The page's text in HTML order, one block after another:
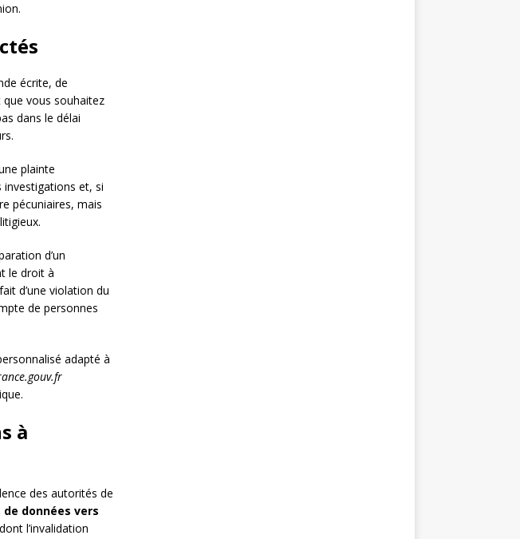
écrite, de
vous souhaitez
dans le délai
plainte
investigations et, si
pécuniaires, mais
d’un
le droit à
d’une violation du
de personnes
adapté à
à
des autorités de
données vers
l’invalidation